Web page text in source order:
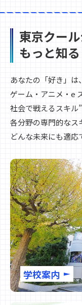
東京クー
もっと知る
あなたの「好き」は
ゲーム・アニメ・e
社会で戦えるスキル
各分野の専門的なス
どんな未来にも適応
学校案内